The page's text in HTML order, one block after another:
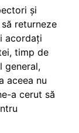
și
returneze
acordați
timp de
general,
aceea nu
a cerut să